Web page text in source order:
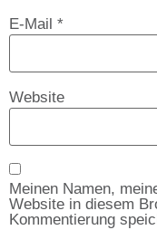
E-Mail *
Website
Meinen Namen,
Website in diesem
Kommentierung